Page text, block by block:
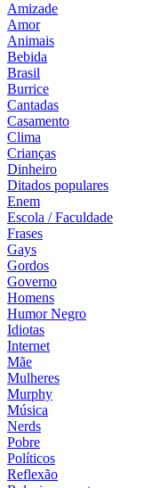
Amizade
Amor
Animais
Bebida
Brasil
Burrice
Cantadas
Casamento
Clima
Crianças
Dinheiro
Ditados populares
Enem
Escola / Faculdade
Frases
Gays
Gordos
Governo
Homens
Humor Negro
Idiotas
Internet
Mãe
Mulheres
Murphy
Música
Nerds
Pobre
Políticos
Reflexão